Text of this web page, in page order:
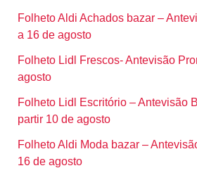
Folheto Aldi Achados bazar –
a 16 de agosto
Folheto Lidl Frescos- Antevisão
agosto
Folheto Lidl Escritório – Antevisão
partir 10 de agosto
Folheto Aldi Moda bazar –
16 de agosto